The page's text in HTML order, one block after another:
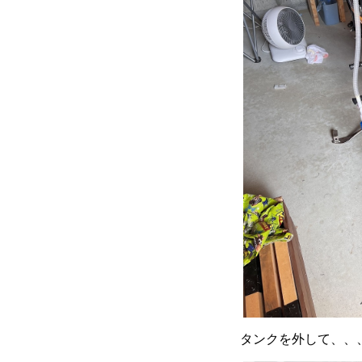
タンクを外して、、